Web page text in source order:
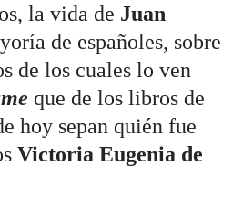
la vida de Juan
de españoles, sobre
de los cuales lo ven
que de los libros de
hoy sepan quién fue
Victoria Eugenia de